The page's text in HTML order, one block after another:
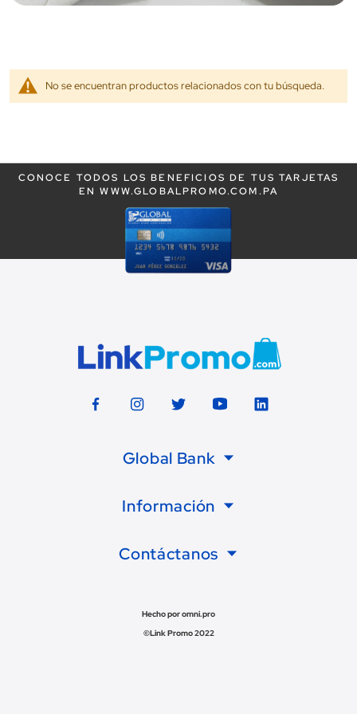
No se encuentran productos relacionados con tu búsqueda.
CONOCE TODOS LOS BENEFICIOS DE TUS TARJETAS
EN WWW.GLOBALPROMO.COM.PA
Global Bank
Información
Contáctanos
Hecho por omni.pro
©Link Promo 2022